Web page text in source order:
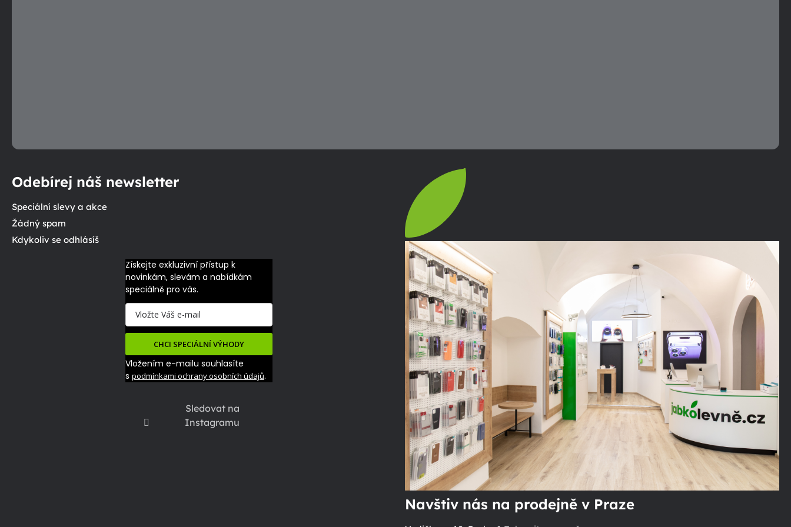
Sledovat na
Instagramu
Odebírej náš newsletter
Speciální slevy a akce
Žádný spam
Kdykoliv se odhlásíš
Získejte exkluzivní přístup k
novinkám, slevám a nabídkám
speciálně pro vás.
CHCI SPECIÁLNÍ VÝHODY
Vložením e-mailu souhlasíte
s podmínkami ochrany osobních údajů.
Navštiv nás na prodejně v Praze